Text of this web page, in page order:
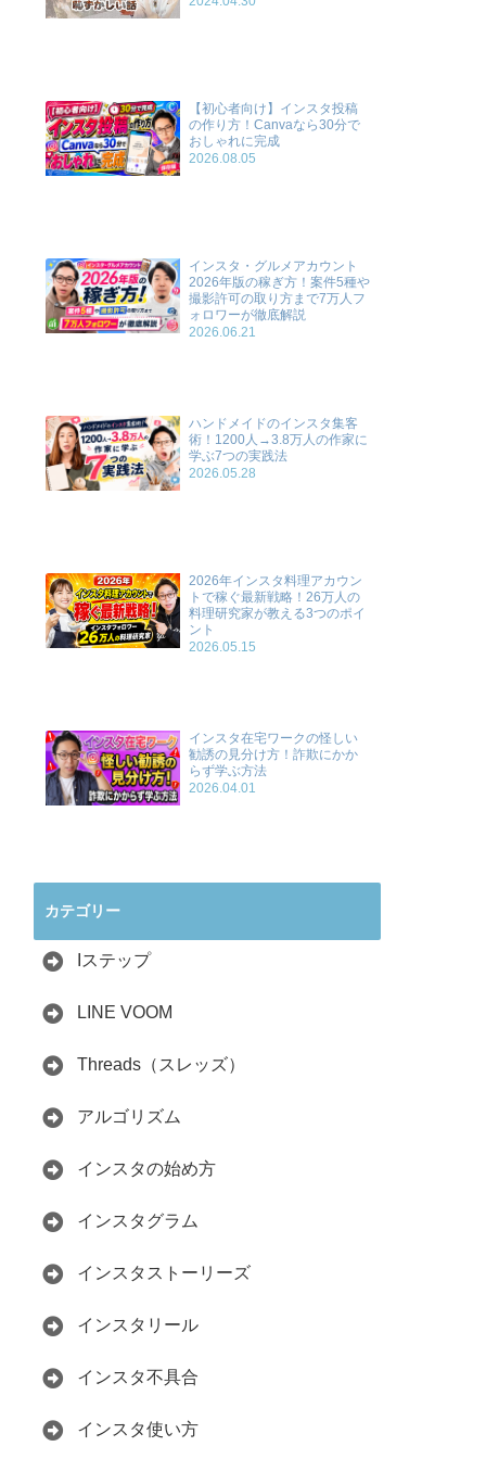
【初心者向け】インスタ投稿
の作り方！Canvaなら30分で
おしゃれに完成
2026.08.05
インスタ・グルメアカウント
2026年版の稼ぎ方！案件5種や
撮影許可の取り方まで7万人フ
ォロワーが徹底解説
2026.06.21
ハンドメイドのインスタ集客
術！1200人→3.8万人の作家に
学ぶ7つの実践法
2026.05.28
2026年インスタ料理アカウン
トで稼ぐ最新戦略！26万人の
料理研究家が教える3つのポイ
ント
2026.05.15
インスタ在宅ワークの怪しい
勧誘の見分け方！詐欺にかか
らず学ぶ方法
2026.04.01
カテゴリー
Iステップ
LINE VOOM
Threads（スレッズ）
アルゴリズム
インスタの始め方
インスタグラム
インスタストーリーズ
インスタリール
インスタ不具合
インスタ使い方